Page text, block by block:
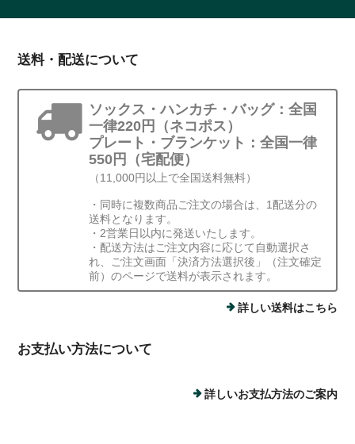
送料・配送について
ソックス・ハンカチ・バッグ：全国
一律220円（ネコポス）
プレート・ブランケット：全国一律
550円（宅配便）
（11,000円以上で全国送料無料）
・同時に複数商品ご注文の場合は、1配送分の
送料となります。
・2営業日以内に発送いたします。
・配送方法はご注文内容に応じて自動選択さ
れ、ご注文画面「決済方法選択後」（注文確定
前）のページで送料が表示されます。
詳しい送料はこちら
お支払い方法について
詳しいお支払方法のご案内